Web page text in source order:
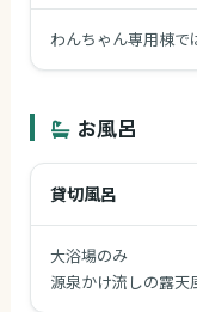
わんちゃん専用棟で
お風呂
貸切風呂
大浴場のみ
源泉かけ流しの露天